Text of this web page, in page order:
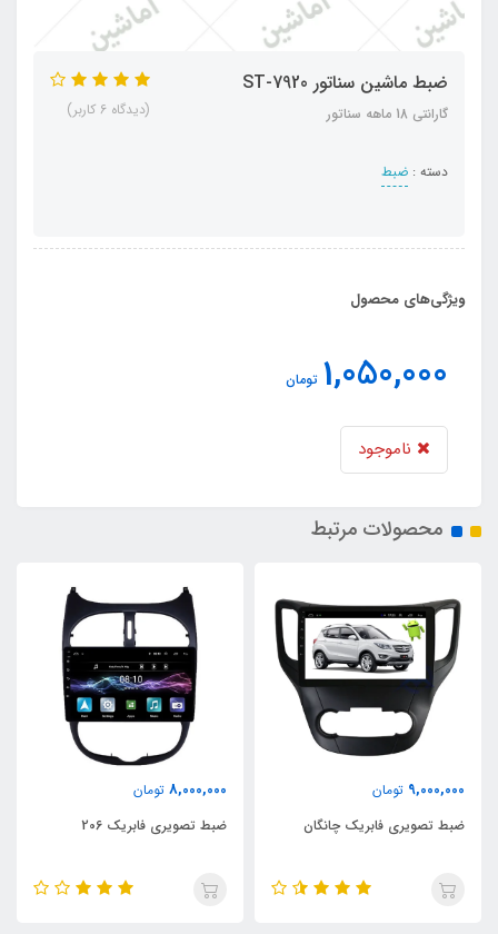
ضبط ماشین سناتور ST-7920
گارانتی 18 ماهه سناتور
دسته : ضبط
(دیدگاه 6 کاربر)
ویژگی‌های محصول
1,050,000 تومان
ناموجود
محصولات مرتبط
9,000,000 تومان
ضبط تصویری فابریک چانگان
8,000,000 تومان
ضبط تصویری فابریک 206